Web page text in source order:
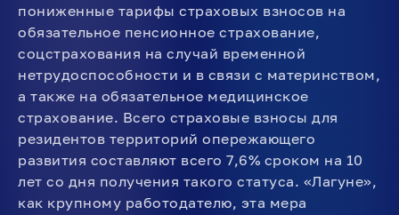
пониженные тарифы страховых взносов на
обязательное пенсионное страхование,
соцстрахования на случай временной
нетрудоспособности и в связи с материнством,
а также на обязательное медицинское
страхование. Всего страховые взносы для
резидентов территорий опережающего
развития составляют всего 7,6% сроком на 10
лет со дня получения такого статуса. «Лагуне»,
как крупному работодателю, эта мера